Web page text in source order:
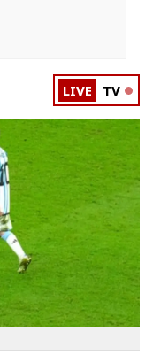
LIVE TV